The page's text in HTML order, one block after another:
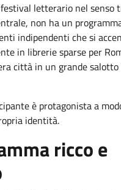
letterario nel senso
non ha un
indipendenti che si
in librerie sparse per
città in un grande
è protagonista a
identità.
ricco e